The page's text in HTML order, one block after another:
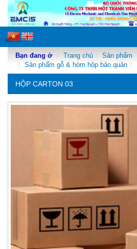
Bạn đang ở Trang chủ
Sản phẩm
Sản phẩm gỗ & hòm hộp bảo quản
HỘP CARTON 03